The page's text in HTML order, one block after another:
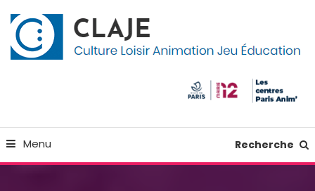
To
Content
Menu Recherche